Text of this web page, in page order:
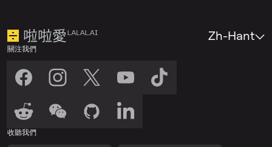
啟動只需一次性設定，之後即可完全離線使
授權鎖定在單一機器上。
（Andromeda、Perseus 和 Orion）不同的
權衡。對於大多數工作，輸出效果不錯，但對
於最終混音、發布前母帶處理或複雜素材，雲
端模型會提供更好的結果。一種實用的方法是
使用 Lyra 進行實驗和草稿，然後切換到雲端
模型以獲取最終版本。
關注我們
收聽我們
Zh-Hant